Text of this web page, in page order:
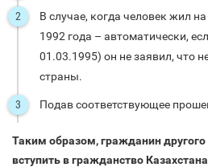
В случае, когда человек жил
1992 года – автоматически,
01.03.1995) он не заявил, что
страны.
Подав соответствующее
Таким образом, гражданин другого
вступить в гражданство